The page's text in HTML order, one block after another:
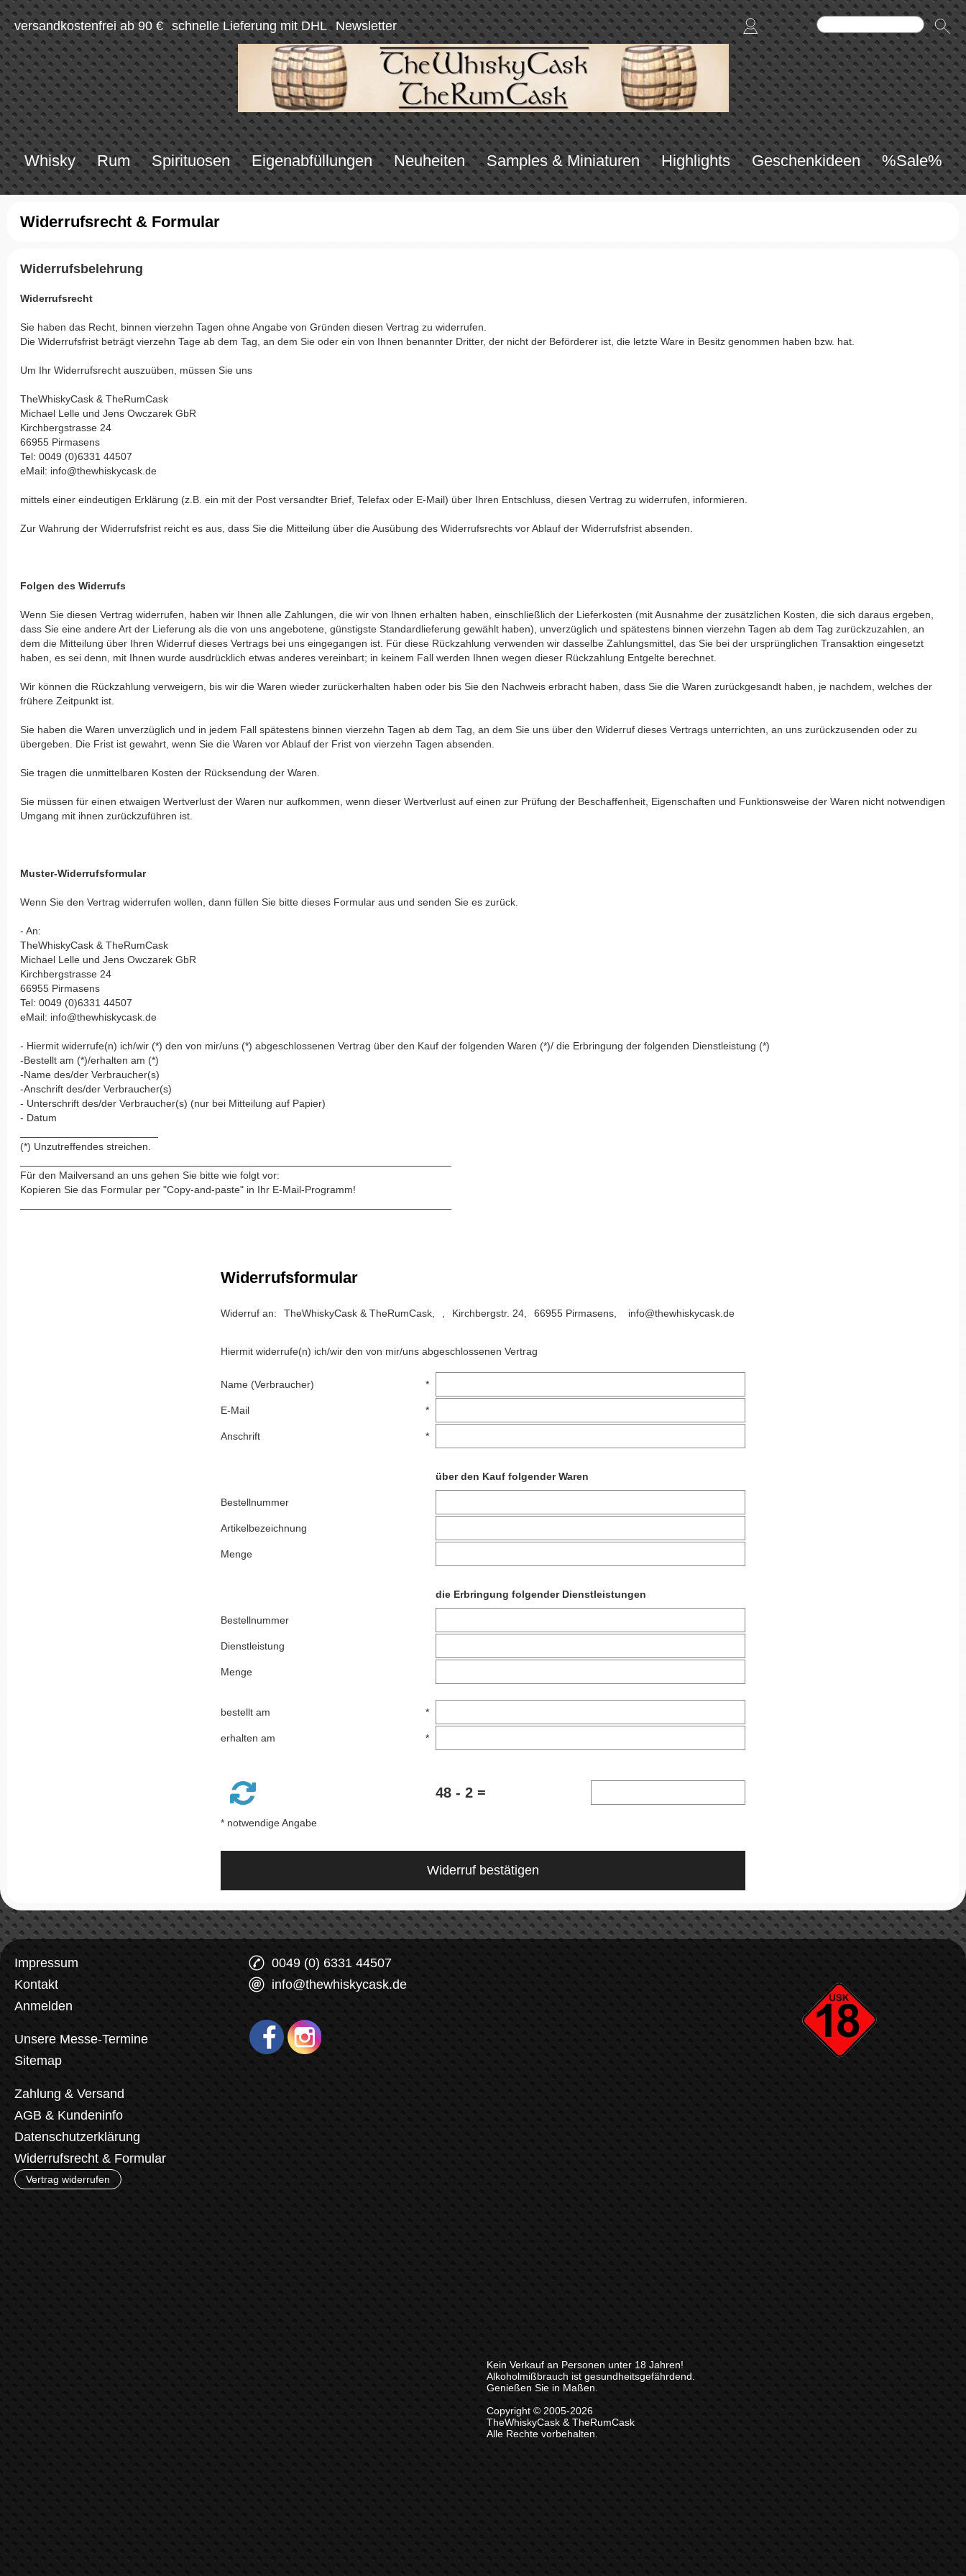
versandkostenfrei ab 90 € schnelle Lieferung mit DHL Newsletter
Whisky Rum Spirituosen Eigenabfüllungen Neuheiten Samples & Miniaturen Highlights Geschenkideen %Sale%
Widerrufsrecht & Formular
Widerrufsbelehrung
Widerrufsrecht
Sie haben das Recht, binnen vierzehn Tagen ohne Angabe von Gründen diesen Vertrag zu widerrufen.
Die Widerrufsfrist beträgt vierzehn Tage ab dem Tag, an dem Sie oder ein von Ihnen benannter Dritter, der nicht der Beförderer ist, die letzte Ware in Besitz genommen haben bzw. hat.
Um Ihr Widerrufsrecht auszuüben, müssen Sie uns
TheWhiskyCask & TheRumCask
Michael Lelle und Jens Owczarek GbR
Kirchbergstrasse 24
66955 Pirmasens
Tel: 0049 (0)6331 44507
eMail: info@thewhiskycask.de
mittels einer eindeutigen Erklärung (z.B. ein mit der Post versandter Brief, Telefax oder E-Mail) über Ihren Entschluss, diesen Vertrag zu widerrufen, informieren.
Zur Wahrung der Widerrufsfrist reicht es aus, dass Sie die Mitteilung über die Ausübung des Widerrufsrechts vor Ablauf der Widerrufsfrist absenden.
Folgen des Widerrufs
Wenn Sie diesen Vertrag widerrufen, haben wir Ihnen alle Zahlungen, die wir von Ihnen erhalten haben, einschließlich der Lieferkosten (mit Ausnahme der zusätzlichen Kosten, die sich daraus ergeben,
dass Sie eine andere Art der Lieferung als die von uns angebotene, günstigste Standardlieferung gewählt haben), unverzüglich und spätestens binnen vierzehn Tagen ab dem Tag zurückzuzahlen, an
dem die Mitteilung über Ihren Widerruf dieses Vertrags bei uns eingegangen ist. Für diese Rückzahlung verwenden wir dasselbe Zahlungsmittel, das Sie bei der ursprünglichen Transaktion eingesetzt
haben, es sei denn, mit Ihnen wurde ausdrücklich etwas anderes vereinbart; in keinem Fall werden Ihnen wegen dieser Rückzahlung Entgelte berechnet.
Wir können die Rückzahlung verweigern, bis wir die Waren wieder zurückerhalten haben oder bis Sie den Nachweis erbracht haben, dass Sie die Waren zurückgesandt haben, je nachdem, welches der
frühere Zeitpunkt ist.
Sie haben die Waren unverzüglich und in jedem Fall spätestens binnen vierzehn Tagen ab dem Tag, an dem Sie uns über den Widerruf dieses Vertrags unterrichten, an uns zurückzusenden oder zu
übergeben. Die Frist ist gewahrt, wenn Sie die Waren vor Ablauf der Frist von vierzehn Tagen absenden.
Sie tragen die unmittelbaren Kosten der Rücksendung der Waren.
Sie müssen für einen etwaigen Wertverlust der Waren nur aufkommen, wenn dieser Wertverlust auf einen zur Prüfung der Beschaffenheit, Eigenschaften und Funktionsweise der Waren nicht notwendigen
Umgang mit ihnen zurückzuführen ist.
Muster-Widerrufsformular
Wenn Sie den Vertrag widerrufen wollen, dann füllen Sie bitte dieses Formular aus und senden Sie es zurück.
- An:
TheWhiskyCask & TheRumCask
Michael Lelle und Jens Owczarek GbR
Kirchbergstrasse 24
66955 Pirmasens
Tel: 0049 (0)6331 44507
eMail: info@thewhiskycask.de
- Hiermit widerrufe(n) ich/wir (*) den von mir/uns (*) abgeschlossenen Vertrag über den Kauf der folgenden Waren (*)/ die Erbringung der folgenden Dienstleistung (*)
-Bestellt am (*)/erhalten am (*)
-Name des/der Verbraucher(s)
-Anschrift des/der Verbraucher(s)
- Unterschrift des/der Verbraucher(s) (nur bei Mitteilung auf Papier)
- Datum
(*) Unzutreffendes streichen.
Für den Mailversand an uns gehen Sie bitte wie folgt vor:
Kopieren Sie das Formular per "Copy-and-paste" in Ihr E-Mail-Programm!
Widerrufsformular
Widerruf an: TheWhiskyCask & TheRumCask, Kirchbergstr. 24, 66955 Pirmasens, info@thewhiskycask.de
Hiermit widerrufe(n) ich/wir den von mir/uns abgeschlossenen Vertrag
Name (Verbraucher) *
E-Mail *
Anschrift *
über den Kauf folgender Waren
Bestellnummer
Artikelbezeichnung
Menge
die Erbringung folgender Dienstleistungen
Bestellnummer
Dienstleistung
Menge
bestellt am *
erhalten am *
48 - 2 =
* notwendige Angabe
Widerruf bestätigen
Impressum
Kontakt
Anmelden
Unsere Messe-Termine
Sitemap
Zahlung & Versand
AGB & Kundeninfo
Datenschutzerklärung
Widerrufsrecht & Formular
Vertrag widerrufen
0049 (0) 6331 44507
info@thewhiskycask.de
Kein Verkauf an Personen unter 18 Jahren!
Alkoholmißbrauch ist gesundheitsgefährdend.
Genießen Sie in Maßen.
Copyright © 2005-2026
TheWhiskyCask & TheRumCask
Alle Rechte vorbehalten.